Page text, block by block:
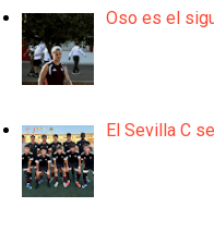
Oso es el
El Sevilla C